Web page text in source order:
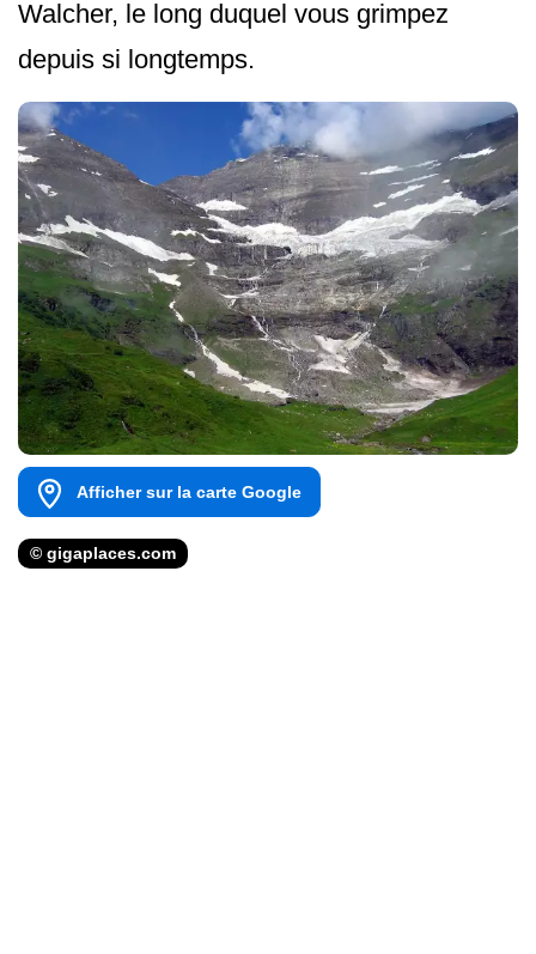
Walcher, le long duquel vous grimpez
depuis si longtemps.
Afficher sur la carte Google
© gigaplaces.com